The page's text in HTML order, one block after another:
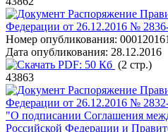
Распоряжение
Федерации от 26.12.2016 №
Номер опубликования:
Дата опубликования: 28.12.2016
PDF: 50 Кб (2 стр.)
43863
Распоряжение
Федерации от 26.12.2016 №
"О подписании Соглашения
Российской Федерации и